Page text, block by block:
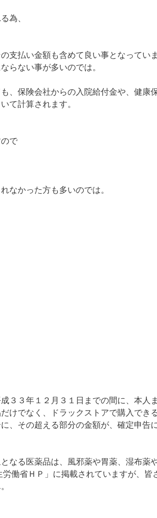
為、
支払い金額も含めて良い事となってい
らない事が多いのでは。
、保険会社からの入院給付金や、健康
て計算されます。
で
なかった方も多いのでは。
３３年１２月３１日までの間に、本人
けでなく、ドラックストアで購入でき
、その超える部分の金額が、確定申告
なる医薬品は、風邪薬や胃薬、湿布薬
働省ＨＰ」に掲載されていますが、皆